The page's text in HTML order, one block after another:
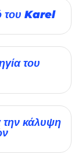
του Karel
του
κάλυψη